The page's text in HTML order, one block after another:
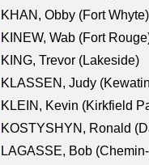
KHAN, Obby (Fort Whyte)
KINEW, Wab (Fort
KING, Trevor (Lakeside)
KLASSEN, Judy
KLEIN, Kevin (Kirkfield
KOSTYSHYN, Ronald
LAGASSE, Bob